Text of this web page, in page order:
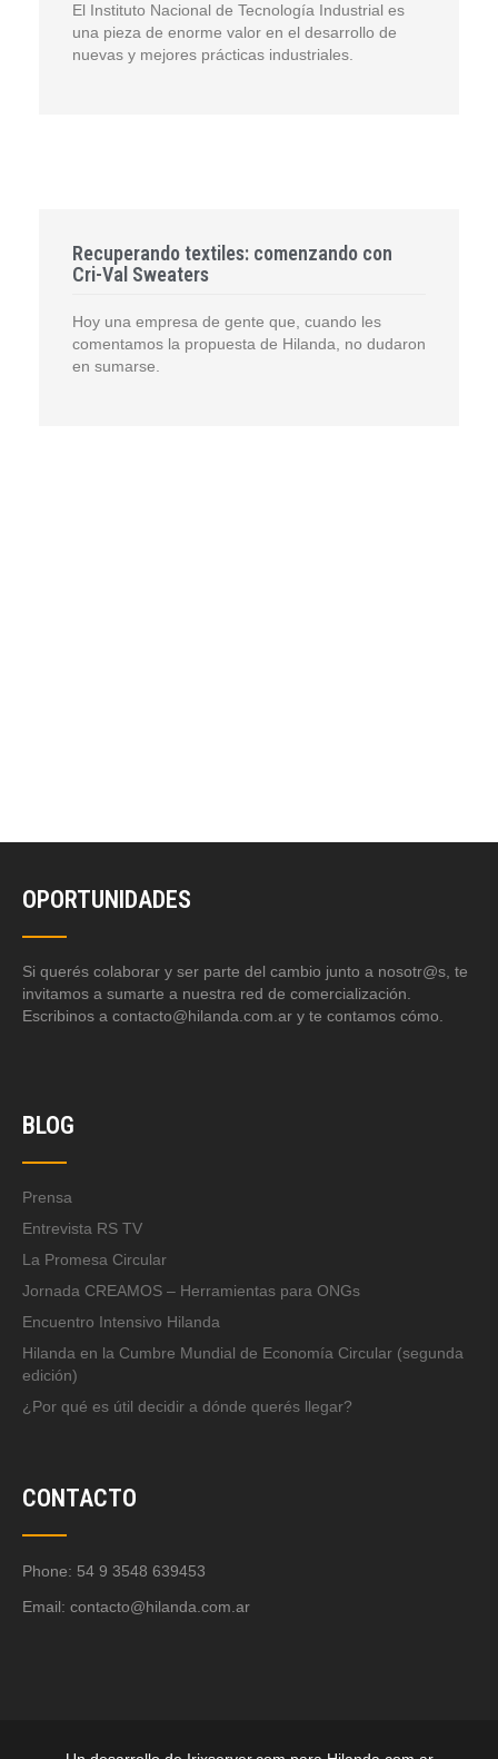
El Instituto Nacional de Tecnología Industrial es
una pieza de enorme valor en el desarrollo de
nuevas y mejores prácticas industriales.
Recuperando textiles: comenzando con
Cri-Val Sweaters
Hoy una empresa de gente que, cuando les
comentamos la propuesta de Hilanda, no dudaron
en sumarse.
OPORTUNIDADES
Si querés colaborar y ser parte del cambio junto a nosotr@s, te
invitamos a sumarte a nuestra red de comercialización.
Escribinos a contacto@hilanda.com.ar y te contamos cómo.
BLOG
Prensa
Entrevista RS TV
La Promesa Circular
Jornada CREAMOS – Herramientas para ONGs
Encuentro Intensivo Hilanda
Hilanda en la Cumbre Mundial de Economía Circular (segunda
edición)
¿Por qué es útil decidir a dónde querés llegar?
CONTACTO
Phone: 54 9 3548 639453
Email: contacto@hilanda.com.ar